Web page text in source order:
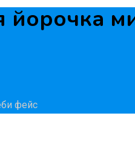
йорочка
фейс